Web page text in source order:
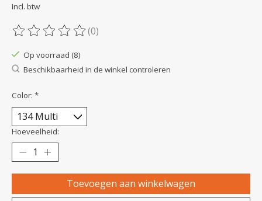
Incl. btw
De beoordeling van dit product is
(0)
Op voorraad (8)
Beschikbaarheid in de winkel controleren
Color: *
Hoeveelheid:
Toevoegen aan winkelwagen